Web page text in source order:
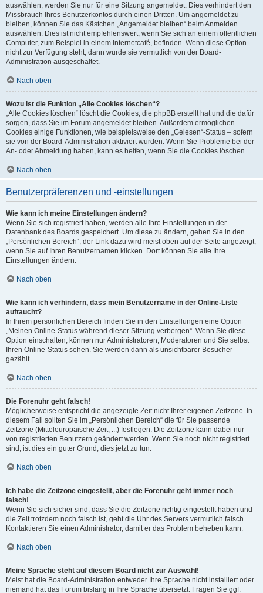
auswählen, werden Sie nur für eine Sitzung angemeldet. Dies verhindert den
Missbrauch Ihres Benutzerkontos durch einen Dritten. Um angemeldet zu
bleiben, können Sie das Kästchen „Angemeldet bleiben“ beim Anmelden
auswählen. Dies ist nicht empfehlenswert, wenn Sie sich an einem öffentlichen
Computer, zum Beispiel in einem Internetcafé, befinden. Wenn diese Option
nicht zur Verfügung steht, dann wurde sie vermutlich von der Board-
Administration ausgeschaltet.
Nach oben
Wozu ist die Funktion „Alle Cookies löschen“?
„Alle Cookies löschen“ löscht die Cookies, die phpBB erstellt hat und die dafür
sorgen, dass Sie im Forum angemeldet bleiben. Außerdem ermöglichen
Cookies einige Funktionen, wie beispielsweise den „Gelesen“-Status – sofern
sie von der Board-Administration aktiviert wurden. Wenn Sie Probleme bei der
An- oder Abmeldung haben, kann es helfen, wenn Sie die Cookies löschen.
Nach oben
Benutzerpräferenzen und -einstellungen
Wie kann ich meine Einstellungen ändern?
Wenn Sie sich registriert haben, werden alle Ihre Einstellungen in der
Datenbank des Boards gespeichert. Um diese zu ändern, gehen Sie in den
„Persönlichen Bereich“; der Link dazu wird meist oben auf der Seite angezeigt,
wenn Sie auf Ihren Benutzernamen klicken. Dort können Sie alle Ihre
Einstellungen ändern.
Nach oben
Wie kann ich verhindern, dass mein Benutzername in der Online-Liste
auftaucht?
In Ihrem persönlichen Bereich finden Sie in den Einstellungen eine Option
„Meinen Online-Status während dieser Sitzung verbergen“. Wenn Sie diese
Option einschalten, können nur Administratoren, Moderatoren und Sie selbst
Ihren Online-Status sehen. Sie werden dann als unsichtbarer Besucher
gezählt.
Nach oben
Die Forenuhr geht falsch!
Möglicherweise entspricht die angezeigte Zeit nicht Ihrer eigenen Zeitzone. In
diesem Fall sollten Sie im „Persönlichen Bereich“ die für Sie passende
Zeitzone (Mitteleuropäische Zeit, ...) festlegen. Die Zeitzone kann dabei nur
von registrierten Benutzern geändert werden. Wenn Sie noch nicht registriert
sind, ist dies ein guter Grund, dies jetzt zu tun.
Nach oben
Ich habe die Zeitzone eingestellt, aber die Forenuhr geht immer noch
falsch!
Wenn Sie sich sicher sind, dass Sie die Zeitzone richtig eingestellt haben und
die Zeit trotzdem noch falsch ist, geht die Uhr des Servers vermutlich falsch.
Kontaktieren Sie einen Administrator, damit er das Problem beheben kann.
Nach oben
Meine Sprache steht auf diesem Board nicht zur Auswahl!
Meist hat die Board-Administration entweder Ihre Sprache nicht installiert oder
niemand hat das Forum bislang in Ihre Sprache übersetzt. Fragen Sie ggf.